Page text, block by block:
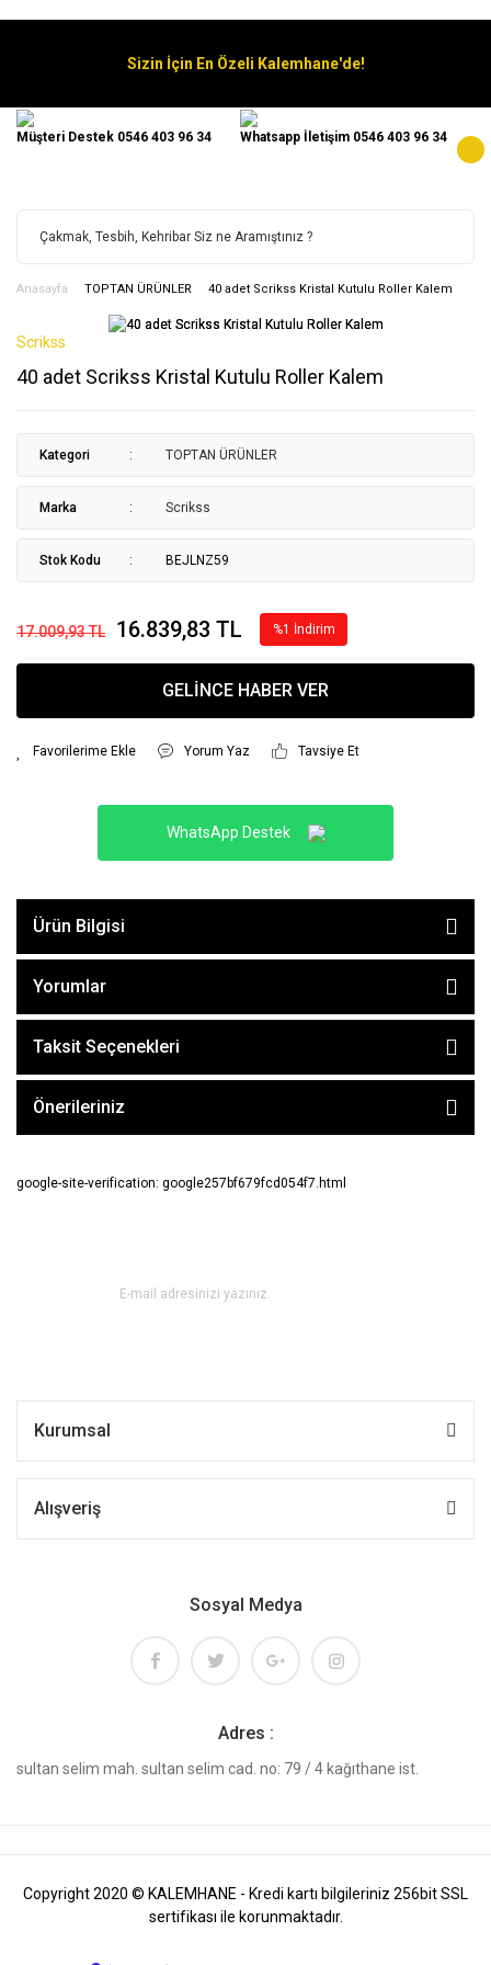
Sizin İçin En Özeli Kalemhane'de!
Müşteri Destek 0546 403 96 34 Whatsapp İletişim 0546 403 96 34
Anasayfa TOPTAN ÜRÜNLER 40 adet Scrikss Kristal Kutulu Roller Kalem
Scrikss
40 adet Scrikss Kristal Kutulu Roller Kalem
Kategori TOPTAN ÜRÜNLER
Marka Scrikss
Stok Kodu BEJLNZ59
17.009,93 TL 16.839,83 TL %1 İndirim
GELİNCE HABER VER
Yorum Yaz Tavsiye Et
WhatsApp Destek
Ürün Bilgisi
Yorumlar
Taksit Seçenekleri
Önerileriniz
google-site-verification: google257bf679fcd054f7.html
Kurumsal
Alışveriş
Sosyal Medya
Adres :
sultan selim mah. sultan selim cad. no: 79 / 4 kağıthane ist.
Copyright 2020 © KALEMHANE - Kredi kartı bilgileriniz 256bit SSL
sertifikası ile korunmaktadır.